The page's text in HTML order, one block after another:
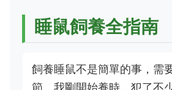
睡鼠飼養全指南
飼養睡鼠不是簡單的事，需
節。我剛開始養時，犯了不